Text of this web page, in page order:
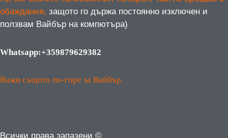
обаждания, защото го държа постоянно изключен и
ползвам Вайбър на компютъра)
Whatsapp:+359879629382
Важи същото по-горе за Вайбър.
Всички права запазени ©